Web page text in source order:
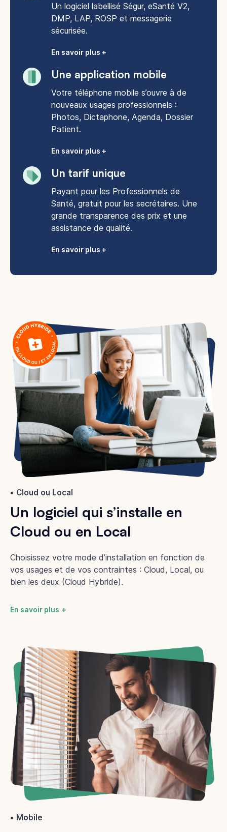
Un logiciel labellisé Ségur, eSanté V2,
DMP, LAP, ROSP et messagerie
sécurisée.
En savoir plus +
Une application mobile
Votre téléphone mobile s’ouvre à de
nouveaux usages professionnels :
Photos, Dictaphone, Agenda, Dossier
Patient.
En savoir plus +
Un tarif unique
Payant pour les Professionnels de
Santé, gratuit pour les secrétaires. Une
grande transparence des prix et une
assistance de qualité.
En savoir plus +
Cloud ou Local
Un logiciel qui s’installe en
Cloud ou en Local
Choisissez votre mode d’installation en fonction de
vos usages et de vos contraintes : Cloud, Local, ou
bien les deux (Cloud Hybride).
En savoir plus
Mobile